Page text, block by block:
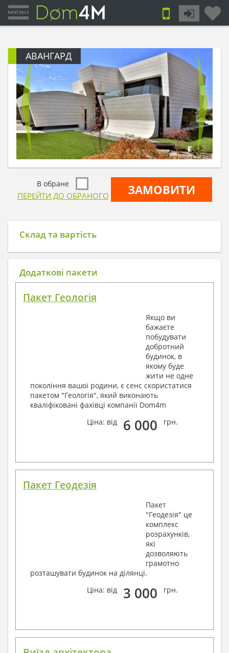
АВАНГАРД
В обране
ПЕРЕЙТИ ДО ОБРАНОГО ЗАМОВИТИ
Склад та вартість
Додаткові пакети
Пакет Геологія
Якщо ви
бажаєте
побудувати
добротний
будинок, в
якому буде
жити не одне
покоління вашої родини, є сенс скористатися
пакетом "Геологія", який виконають
кваліфіковані фахівці компанії Dom4m
Ціна: від
6 000 грн.
Пакет Геодезія
Пакет
"Геодезія" це
комплекс
розрахунків,
які
дозволяють
грамотно
розташувати будинок на ділянці.
Ціна: від
3 000 грн.